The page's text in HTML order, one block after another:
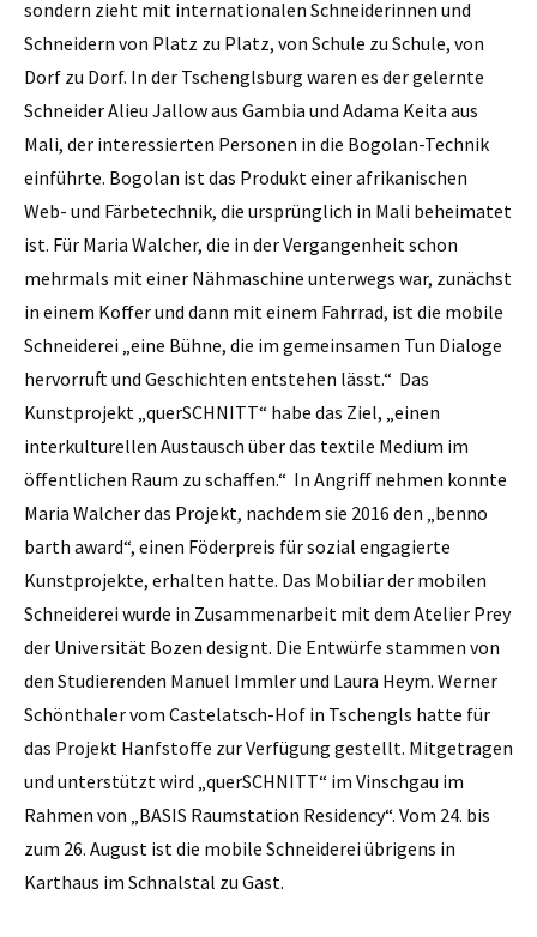
sondern zieht mit internationalen Schneiderinnen und
Schneidern von Platz zu Platz, von Schule zu Schule, von
Dorf zu Dorf. In der Tschenglsburg waren es der gelernte
Schneider Alieu Jallow aus Gambia und Adama Keita aus
Mali, der interessierten Personen in die Bogolan-Technik
einführte. Bogolan ist das Produkt einer afrikanischen
Web- und Färbetechnik, die ursprünglich in Mali beheimatet
ist. Für Maria Walcher, die in der Vergangenheit schon
mehrmals mit einer Nähmaschine unterwegs war, zunächst
in einem Koffer und dann mit einem Fahrrad, ist die mobile
Schneiderei „eine Bühne, die im gemeinsamen Tun Dialoge
hervorruft und Geschichten entstehen lässt.“ Das
Kunstprojekt „querSCHNITT“ habe das Ziel, „einen
interkulturellen Austausch über das textile Medium im
öffentlichen Raum zu schaffen.“ In Angriff nehmen konnte
Maria Walcher das Projekt, nachdem sie 2016 den „benno
barth award“, einen Föderpreis für sozial engagierte
Kunstprojekte, erhalten hatte. Das Mobiliar der mobilen
Schneiderei wurde in Zusammenarbeit mit dem Atelier Prey
der Universität Bozen designt. Die Entwürfe stammen von
den Studierenden Manuel Immler und Laura Heym. Werner
Schönthaler vom Castelatsch-Hof in Tschengls hatte für
das Projekt Hanfstoffe zur Verfügung gestellt. Mitgetragen
und unterstützt wird „querSCHNITT“ im Vinschgau im
Rahmen von „BASIS Raumstation Residency“. Vom 24. bis
zum 26. August ist die mobile Schneiderei übrigens in
Karthaus im Schnalstal zu Gast.